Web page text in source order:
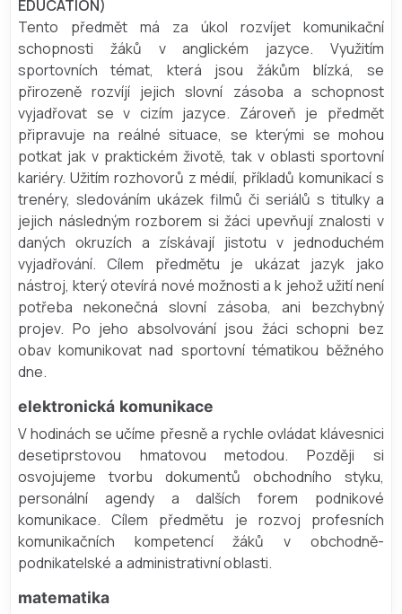
EDUCATION)
Tento předmět má za úkol rozvíjet komunikační
schopnosti žáků v anglickém jazyce. Využitím
sportovních témat, která jsou žákům blízká, se
přirozeně rozvíjí jejich slovní zásoba a schopnost
vyjadřovat se v cizím jazyce. Zároveň je předmět
připravuje na reálné situace, se kterými se mohou
potkat jak v praktickém životě, tak v oblasti sportovní
kariéry. Užitím rozhovorů z médií, příkladů komunikací s
trenéry, sledováním ukázek filmů či seriálů s titulky a
jejich následným rozborem si žáci upevňují znalosti v
daných okruzích a získávají jistotu v jednoduchém
vyjadřování. Cílem předmětu je ukázat jazyk jako
nástroj, který otevírá nové možnosti a k jehož užití není
potřeba nekonečná slovní zásoba, ani bezchybný
projev. Po jeho absolvování jsou žáci schopni bez
obav komunikovat nad sportovní tématikou běžného
dne.
elektronická komunikace
V hodinách se učíme přesně a rychle ovládat klávesnici
desetiprstovou hmatovou metodou. Později si
osvojujeme tvorbu dokumentů obchodního styku,
personální agendy a dalších forem podnikové
komunikace. Cílem předmětu je rozvoj profesních
komunikačních kompetencí žáků v obchodně-
podnikatelské a administrativní oblasti.
matematika